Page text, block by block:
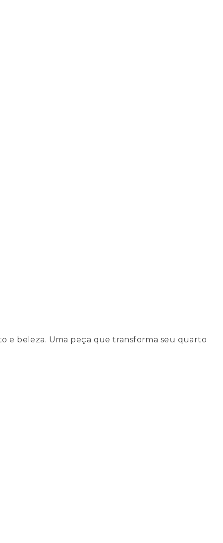
e beleza. Uma peça que transforma seu quarto